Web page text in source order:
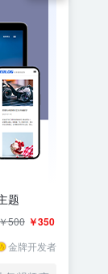
题
￥350
500
金牌开发者